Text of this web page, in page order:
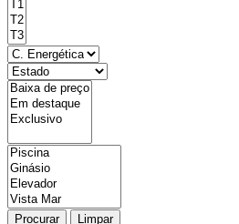
Procurar Limpar